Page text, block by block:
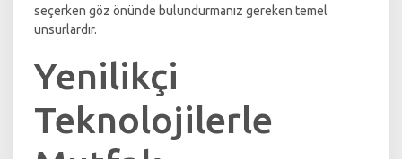
seçerken göz önünde bulundurmanız gereken temel
unsurlardır.
Yenilikçi
Teknolojilerle